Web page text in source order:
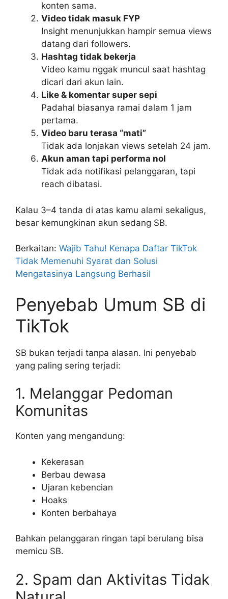
konten sama.
Video tidak masuk FYP
Insight menunjukkan hampir semua views
datang dari followers.
Hashtag tidak bekerja
Video kamu nggak muncul saat hashtag
dicari dari akun lain.
Like & komentar super sepi
Padahal biasanya ramai dalam 1 jam
pertama.
Video baru terasa “mati”
Tidak ada lonjakan views setelah 24 jam.
Akun aman tapi performa nol
Tidak ada notifikasi pelanggaran, tapi
reach dibatasi.
Kalau 3–4 tanda di atas kamu alami sekaligus,
besar kemungkinan akun sedang SB.
Berkaitan: Wajib Tahu! Kenapa Daftar TikTok
Tidak Memenuhi Syarat dan Solusi
Mengatasinya Langsung Berhasil
Penyebab Umum SB di
TikTok
SB bukan terjadi tanpa alasan. Ini penyebab
yang paling sering terjadi:
1. Melanggar Pedoman
Komunitas
Konten yang mengandung:
Kekerasan
Berbau dewasa
Ujaran kebencian
Hoaks
Konten berbahaya
Bahkan pelanggaran ringan tapi berulang bisa
memicu SB.
2. Spam dan Aktivitas Tidak